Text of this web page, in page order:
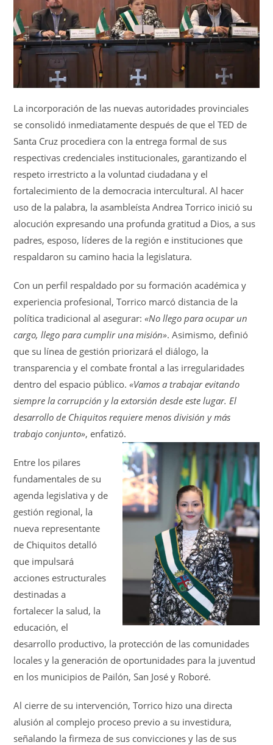
La incorporación de las nuevas autoridades provinciales
se consolidó inmediatamente después de que el TED de
Santa Cruz procediera con la entrega formal de sus
respectivas credenciales institucionales, garantizando el
respeto irrestricto a la voluntad ciudadana y el
fortalecimiento de la democracia intercultural. Al hacer
uso de la palabra, la asambleísta Andrea Torrico inició su
alocución expresando una profunda gratitud a Dios, a sus
padres, esposo, líderes de la región e instituciones que
respaldaron su camino hacia la legislatura.
Con un perfil respaldado por su formación académica y
experiencia profesional, Torrico marcó distancia de la
política tradicional al asegurar:«No llego para ocupar un
cargo, llego para cumplir una misión». Asimismo, definió
que su línea de gestión priorizará el diálogo, la
transparencia y el combate frontal a las irregularidades
dentro del espacio público.«Vamos a trabajar evitando
siempre la corrupción y la extorsión desde este lugar. El
desarrollo de Chiquitos requiere menos división y más
trabajo conjunto», enfatizó.
Entre los pilares
fundamentales de su
agenda legislativa y de
gestión regional, la
nueva representante
de Chiquitos detalló
que impulsará
acciones estructurales
destinadas a
fortalecer la salud, la
educación, el
desarrollo productivo, la protección de las comunidades
locales y la generación de oportunidades para la juventud
en los municipios de Pailón, San José y Roboré.
Al cierre de su intervención, Torrico hizo una directa
alusión al complejo proceso previo a su investidura,
señalando la firmeza de sus convicciones y las de sus